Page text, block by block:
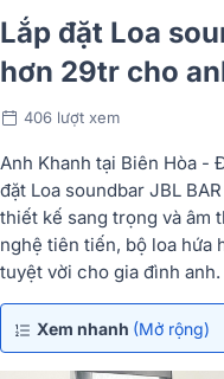
Lắp đặt Loa
hơn 29tr cho
406 lượt xem
Anh Khanh tại Biên Hòa -
đặt Loa soundbar JBL
thiết kế sang trọng và âm
nghệ tiên tiến, bộ loa hứa
tuyệt vời cho gia đình anh.
Xem nhanh (Mở rộng)